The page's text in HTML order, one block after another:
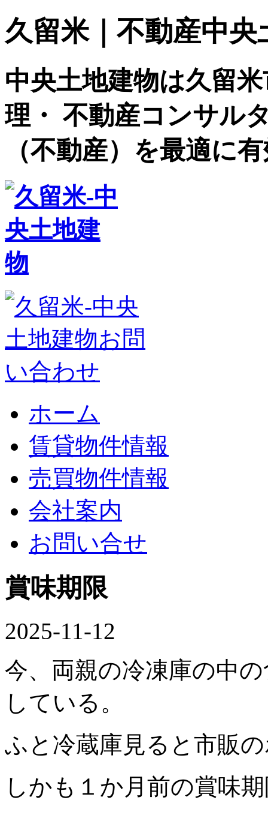
久留米｜不動産中
中央土地建物は久留
理・ 不動産コンサル
（不動産）を最適に
ホーム
賃貸物件情報
売買物件情報
会社案内
お問い合せ
賞味期限
2025-11-12
今、両親の冷凍庫の中
している。
ふと冷蔵庫見ると市販
しかも１か月前の賞味